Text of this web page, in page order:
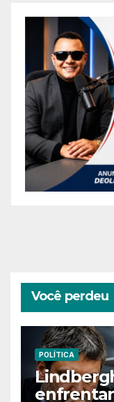
Você perdeu
POLÍTICA